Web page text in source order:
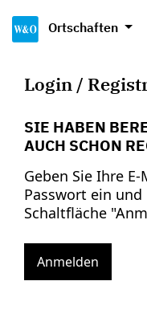
Ortschaften
Login /
SIE HABEN
AUCH SCHON
Geben Sie Ihre
Passwort ein
Schaltfläche
Anmelden